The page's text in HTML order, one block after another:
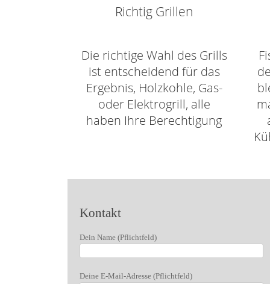
Richtig Grillen
Die richtige Wahl des Grills
ist entscheidend für das
Ergebnis, Holzkohle, Gas-
oder Elektrogrill, alle
haben Ihre Berechtigung
Kontakt
Dein Name (Pflichtfeld)
Deine E-Mail-Adresse (Pflichtfeld)